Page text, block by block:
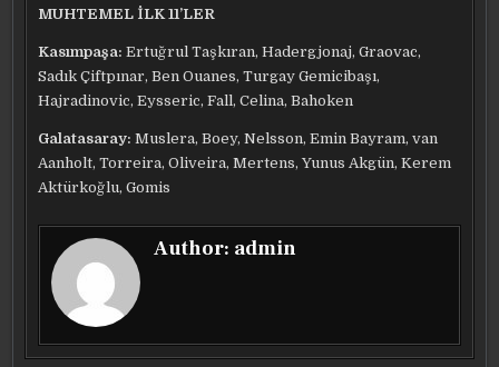
MUHTEMEL İLK 11’LER
Kasımpaşa: Ertuğrul Taşkıran, Hadergjonaj, Graovac,
Sadık Çiftpınar, Ben Ouanes, Turgay Gemicibaşı,
Hajradinovic, Eysseric, Fall, Celina, Bahoken
Galatasaray: Muslera, Boey, Nelsson, Emin Bayram, van
Aanholt, Torreira, Oliveira, Mertens, Yunus Akgün, Kerem
Aktürkoğlu, Gomis
Author: admin